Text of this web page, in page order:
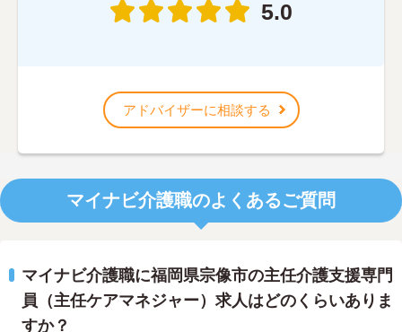
5.0
アドバイザーに相談する
マイナビ介護職のよくあるご質問
マイナビ介護職に福岡県宗像市の主任介護支援専門
員（主任ケアマネジャー）求人はどのくらいありま
すか？